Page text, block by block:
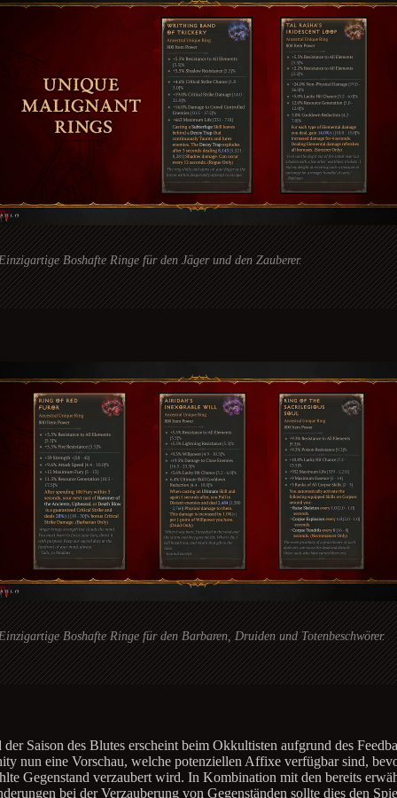
Boshafte Ringe für den Jäger und den Zauberer.
Boshafte Ringe für den Barbaren, Druiden und Totenbeschwörer.
der Saison des Blutes erscheint beim Okkultisten aufgrund des
nun eine Vorschau, welche potenziellen Affixe verfügbar sind,
Gegenstand verzaubert wird. In Kombination mit den bereits
bei der Verzauberung von Gegenständen sollte dies den